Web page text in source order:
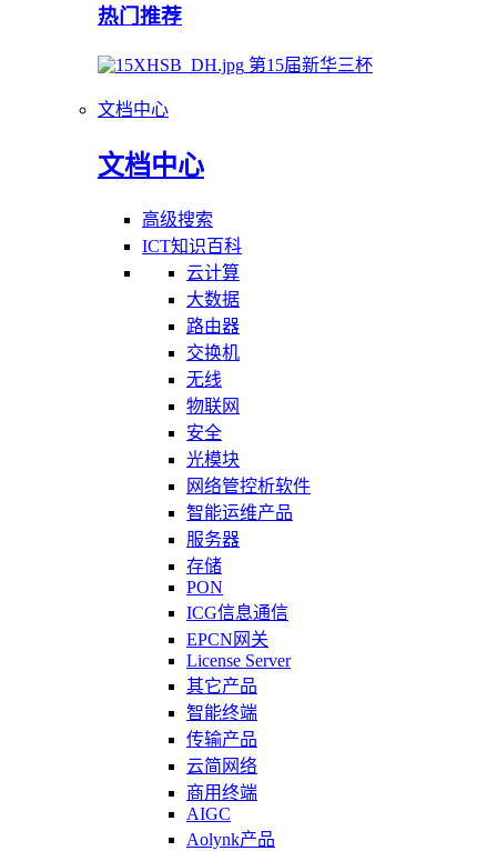
热门推荐
第15届新华三杯
文档中心
文档中心
高级搜索
ICT知识百科
云计算
大数据
路由器
交换机
无线
物联网
安全
光模块
网络管控析软件
智能运维产品
服务器
存储
PON
ICG信息通信
EPCN网关
License Server
其它产品
智能终端
传输产品
云简网络
商用终端
AIGC
Aolynk产品